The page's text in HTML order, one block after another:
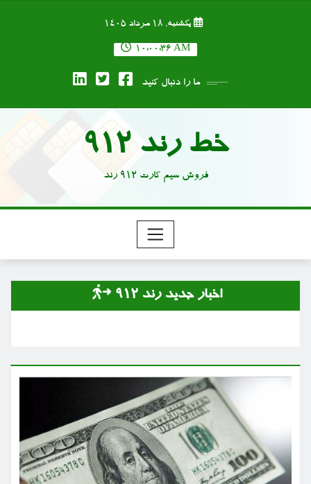
یکشنبه, ۱۸ مرداد ۱۴۰۵
10:00:37 AM
ما را دنبال کنید
خط رند 912
فروش سیم کارت 912 رند
اخبار جدید رند 912